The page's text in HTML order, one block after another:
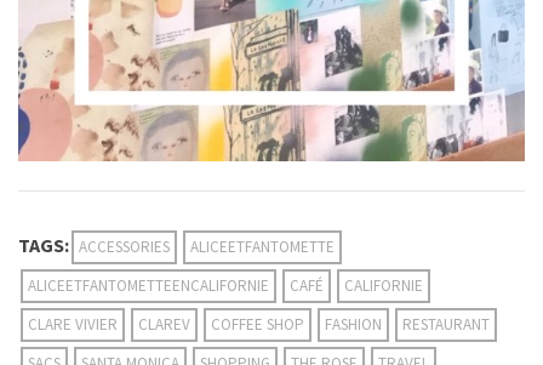
TAGS: ACCESSORIES
ALICEETFANTOMETTE
ALICEETFANTOMETTEENCALIFORNIE
CAFÉ
CALIFORNIE
CLARE VIVIER
CLAREV COFFEE SHOP FASHION
RESTAURANT